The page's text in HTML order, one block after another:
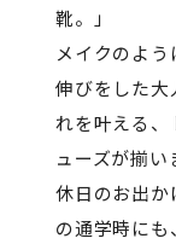
靴。」
メイクのよ
伸びをした
れを叶える、
ューズが揃
休日のお出か
の通学時に